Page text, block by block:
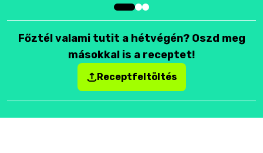
Főztél valami tutit a hétvégén? Oszd meg
másokkal is a receptet!
Receptfeltöltés